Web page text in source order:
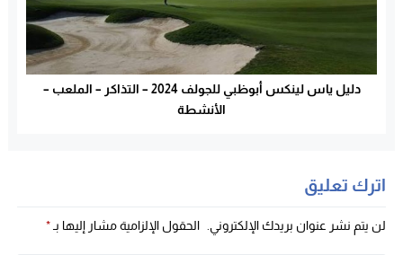
دليل ياس لينكس أبوظبي للجولف 2024 – التذاكر – الملعب –
الأنشطة
اترك تعليق
لن يتم نشر عنوان بريدك الإلكتروني. الحقول الإلزامية مشار إليها بـ*